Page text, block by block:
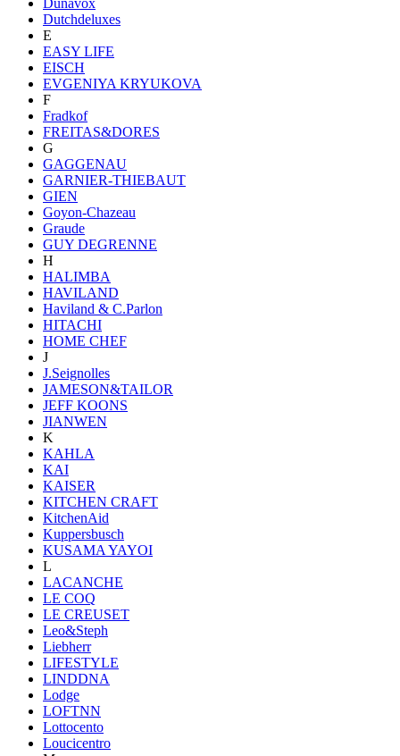
Dutchdeluxes
E
EASY LIFE
EISCH
EVGENIYA KRYUKOVA
F
Fradkof
FREITAS&DORES
G
GAGGENAU
GARNIER-THIEBAUT
GIEN
Goyon-Chazeau
Graude
GUY DEGRENNE
H
HALIMBA
HAVILAND
Haviland & C.Parlon
HITACHI
HOME CHEF
J
J.Seignolles
JAMESON&TAILOR
JEFF KOONS
JIANWEN
K
KAHLA
KAI
KAISER
KITCHEN CRAFT
KitchenAid
Kuppersbusch
KUSAMA YAYOI
L
LACANCHE
LE COQ
LE CREUSET
Leo&Steph
Liebherr
LIFESTYLE
LINDDNA
Lodge
LOFTNN
Lottocento
Loucicentro